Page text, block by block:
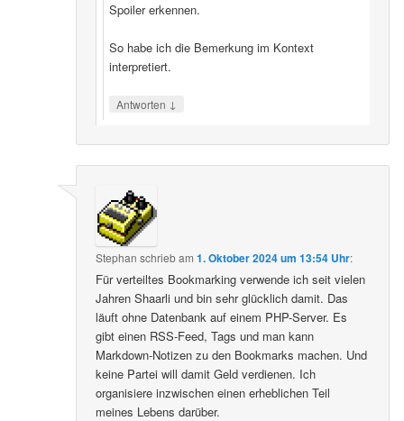
Spoiler erkennen.
So habe ich die Bemerkung im Kontext
interpretiert.
Antworten ↓
Stephan schriebam1. Oktober 2024 um 13:54 Uhr:
Für verteiltes Bookmarking verwende ich seit vielen
Jahren Shaarli und bin sehr glücklich damit. Das
läuft ohne Datenbank auf einem PHP-Server. Es
gibt einen RSS-Feed, Tags und man kann
Markdown-Notizen zu den Bookmarks machen. Und
keine Partei will damit Geld verdienen. Ich
organisiere inzwischen einen erheblichen Teil
meines Lebens darüber.